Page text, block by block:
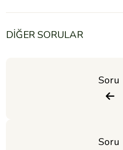
DİĞER SORULAR
Soru
Soru